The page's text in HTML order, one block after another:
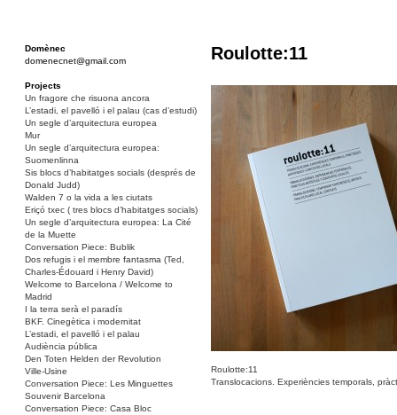
Domènec
domenecnet@gmail.com
Projects
Un fragore che risuona ancora
L’estadi, el pavelló i el palau (cas d’estudi)
Un segle d’arquitectura europea
Mur
Un segle d’arquitectura europea:
Suomenlinna
Sis blocs d’habitatges socials (després de
Donald Judd)
Walden 7 o la vida a les ciutats
Eriçó txec ( tres blocs d’habitatges socials)
Un segle d’arquitectura europea: La Cité
de la Muette
Conversation Piece: Bublik
Dos refugis i el membre fantasma (Ted,
Charles-Édouard i Henry David)
Welcome to Barcelona / Welcome to
Madrid
I la terra serà el paradís
BKF. Cinegètica i modernitat
L’estadi, el pavelló i el palau
Audiència pública
Den Toten Helden der Revolution
Ville-Usine
Conversation Piece: Les Minguettes
Souvenir Barcelona
Conversation Piece: Casa Bloc
Roulotte:11
Roulotte:11
Translocacions. Experiències temporals,